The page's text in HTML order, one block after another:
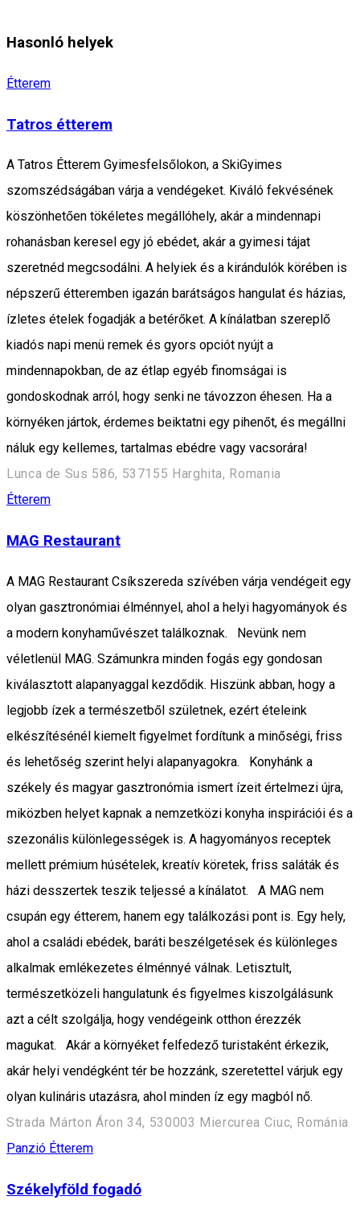
Hasonló helyek
Étterem
Tatros étterem
A Tatros Étterem Gyimesfelsőlokon, a SkiGyimes
szomszédságában várja a vendégeket. Kiváló fekvésének
köszönhetően tökéletes megállóhely, akár a mindennapi
rohanásban keresel egy jó ebédet, akár a gyimesi tájat
szeretnéd megcsodálni. A helyiek és a kirándulók körében is
népszerű étteremben igazán barátságos hangulat és házias,
ízletes ételek fogadják a betérőket. A kínálatban szereplő
kiadós napi menü remek és gyors opciót nyújt a
mindennapokban, de az étlap egyéb finomságai is
gondoskodnak arról, hogy senki ne távozzon éhesen. Ha a
környéken jártok, érdemes beiktatni egy pihenőt, és megállni
náluk egy kellemes, tartalmas ebédre vagy vacsorára!
Lunca de Sus 586, 537155 Harghita, Romania
Étterem
MAG Restaurant
A MAG Restaurant Csíkszereda szívében várja vendégeit egy
olyan gasztronómiai élménnyel, ahol a helyi hagyományok és
a modern konyhaművészet találkoznak. Nevünk nem
véletlenül MAG. Számunkra minden fogás egy gondosan
kiválasztott alapanyaggal kezdődik. Hiszünk abban, hogy a
legjobb ízek a természetből születnek, ezért ételeink
elkészítésénél kiemelt figyelmet fordítunk a minőségi, friss
és lehetőség szerint helyi alapanyagokra. Konyhánk a
székely és magyar gasztronómia ismert ízeit értelmezi újra,
miközben helyet kapnak a nemzetközi konyha inspirációi és a
szezonális különlegességek is. A hagyományos receptek
mellett prémium húsételek, kreatív köretek, friss saláták és
házi desszertek teszik teljessé a kínálatot. A MAG nem
csupán egy étterem, hanem egy találkozási pont is. Egy hely,
ahol a családi ebédek, baráti beszélgetések és különleges
alkalmak emlékezetes élménnyé válnak. Letisztult,
természetközeli hangulatunk és figyelmes kiszolgálásunk
azt a célt szolgálja, hogy vendégeink otthon érezzék
magukat. Akár a környéket felfedező turistaként érkezik,
akár helyi vendégként tér be hozzánk, szeretettel várjuk egy
olyan kulináris utazásra, ahol minden íz egy magból nő.
Strada Márton Áron 34, 530003 Miercurea Ciuc, Románia
Panzió Étterem
Székelyföld fogadó